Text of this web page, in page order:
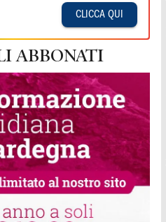
CLICCA QUI
ABBONATI